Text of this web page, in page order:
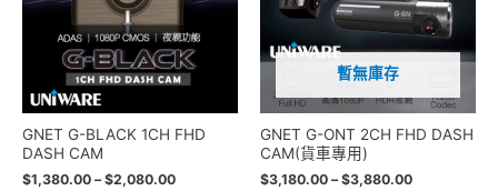
GNET G-BLACK 1CH FHD
DASH CAM
$1,380.00 –$2,080.00
暫無庫存
GNET G-ONT 2CH FHD DASH
CAM(貨車專用)
$3,180.00 –$3,880.00